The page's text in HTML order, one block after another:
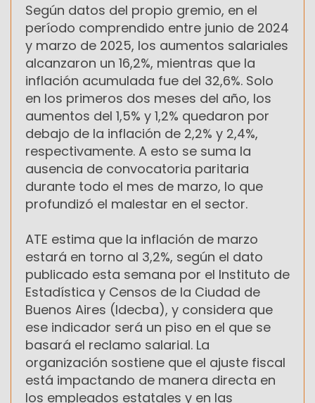
Según datos del propio gremio, en el
período comprendido entre junio de 2024
y marzo de 2025, los aumentos salariales
alcanzaron un 16,2%, mientras que la
inflación acumulada fue del 32,6%. Solo
en los primeros dos meses del año, los
aumentos del 1,5% y 1,2% quedaron por
debajo de la inflación de 2,2% y 2,4%,
respectivamente. A esto se suma la
ausencia de convocatoria paritaria
durante todo el mes de marzo, lo que
profundizó el malestar en el sector.
ATE estima que la inflación de marzo
estará en torno al 3,2%, según el dato
publicado esta semana por el Instituto de
Estadística y Censos de la Ciudad de
Buenos Aires (Idecba), y considera que
ese indicador será un piso en el que se
basará el reclamo salarial. La
organización sostiene que el ajuste fiscal
está impactando de manera directa en
los empleados estatales y en las